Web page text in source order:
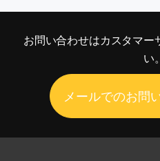
お問い合わせはカスタマー
い。
メールでのお問